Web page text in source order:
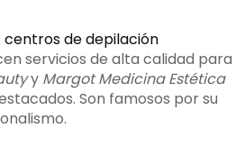
centros de depilación
servicios de alta calidad para
y Margot Medicina Estética
Son famosos por su